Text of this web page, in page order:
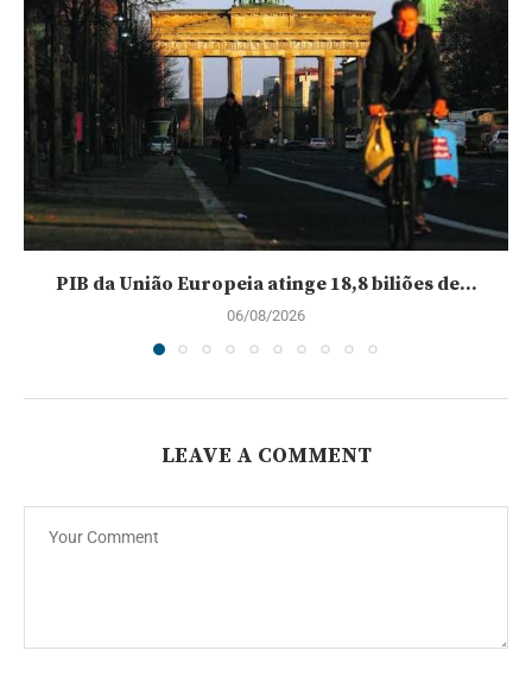
PIB da União Europeia atinge 18,8 biliões de...
06/08/2026
LEAVE A COMMENT